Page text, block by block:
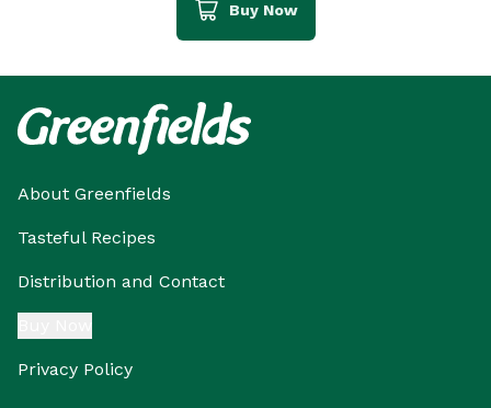
Buy Now
About Greenfields
Tasteful Recipes
Distribution and Contact
Privacy Policy